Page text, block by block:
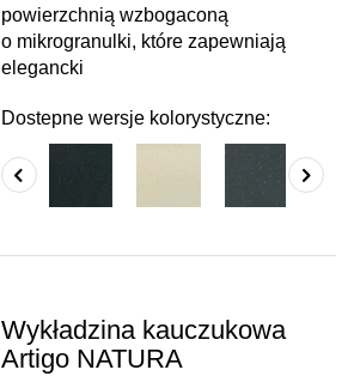
powierzchnią wzbogaconą
o mikrogranulki, które zapewniają
elegancki
Dostepne wersje kolorystyczne:
Wykładzina kauczukowa
Artigo NATURA